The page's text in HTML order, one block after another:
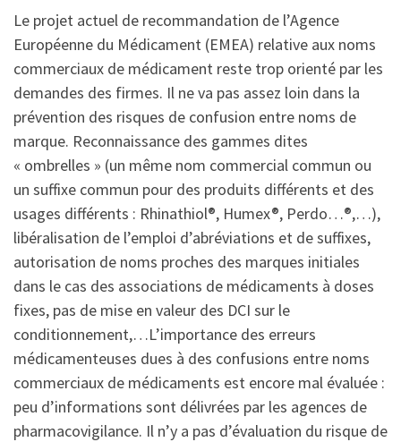
Le projet actuel de recommandation de l’Agence
Européenne du Médicament (EMEA) relative aux noms
commerciaux de médicament reste trop orienté par les
demandes des firmes. Il ne va pas assez loin dans la
prévention des risques de confusion entre noms de
marque. Reconnaissance des gammes dites
« ombrelles » (un même nom commercial commun ou
un suffixe commun pour des produits différents et des
usages différents : Rhinathiol®, Humex®, Perdo…®,…),
libéralisation de l’emploi d’abréviations et de suffixes,
autorisation de noms proches des marques initiales
dans le cas des associations de médicaments à doses
fixes, pas de mise en valeur des DCI sur le
conditionnement,…L’importance des erreurs
médicamenteuses dues à des confusions entre noms
commerciaux de médicaments est encore mal évaluée :
peu d’informations sont délivrées par les agences de
pharmacovigilance. Il n’y a pas d’évaluation du risque de